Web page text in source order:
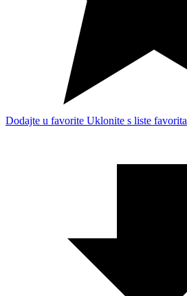
Dodajte u favorite Uklonite s liste favorita